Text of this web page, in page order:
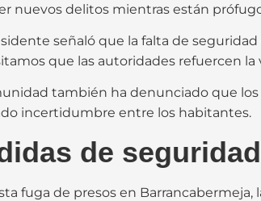
nuevos delitos mientras están
señaló que la falta de
que las autoridades refuercen
también ha denunciado que
incertidumbre entre los habitantes.
de
fuga de presos en